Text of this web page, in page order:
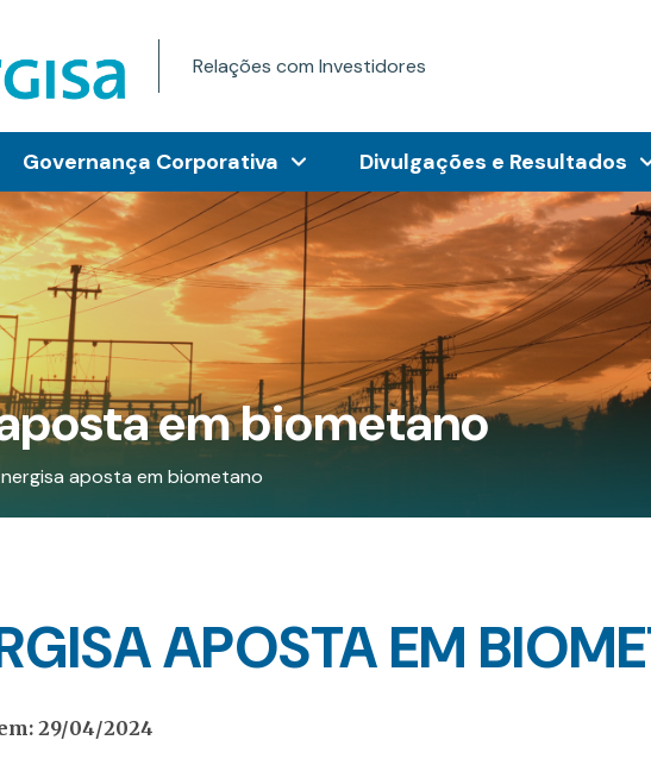
Relações com Investidores
Governança Corporativa Divulgações e Resultados
em biometano
aposta em biometano
APOSTA EM
29/04/2024